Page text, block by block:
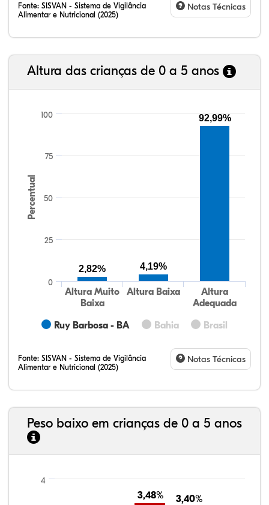
Fonte: SISVAN - Sistema de Vigilância
Alimentar e Nutricional (2025)
Notas Técnicas
Altura das crianças de 0 a 5 anos
Percentual
Ruy Barbosa - BA Bahia Brasil
Altura Muito
Baixa
Altura Baixa
Altura
Adequada
0
25
50
75
100
2,82% 4,19%
92,99%
Fonte: SISVAN - Sistema de Vigilância
Alimentar e Nutricional (2025)
Notas Técnicas
Peso baixo em crianças de 0 a 5 anos
3,48%
3,48% 3,40%
3,40%
4